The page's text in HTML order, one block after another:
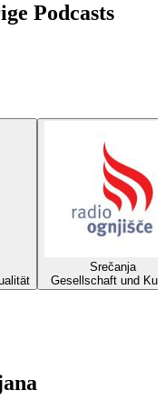
Podcasts
Srečanja
Gesellschaft und